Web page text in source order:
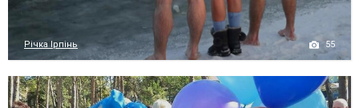
Річка Ірпінь 55